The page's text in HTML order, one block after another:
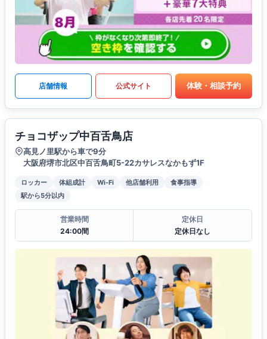
店舗情報 公式サイト 体験・相談予約
チョコザップ中百舌鳥店
高見ノ里駅から車で9分
大阪府堺市北区中百舌鳥町5-22カサレスなかもず1F
ロッカー 体組成計 Wi-Fi 他店舗利用
食事指導
駅から5分以内
営業時間
24:00間
定休日
定休日なし